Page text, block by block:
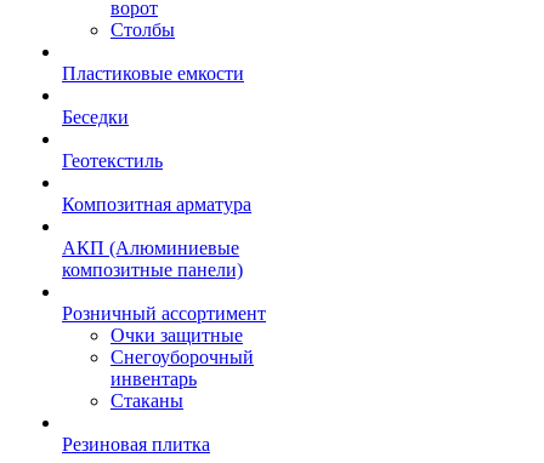
ворот
Столбы
Пластиковые емкости
Беседки
Геотекстиль
Композитная арматура
АКП (Алюминиевые
композитные панели)
Розничный ассортимент
Очки защитные
Снегоуборочный
инвентарь
Стаканы
Резиновая плитка